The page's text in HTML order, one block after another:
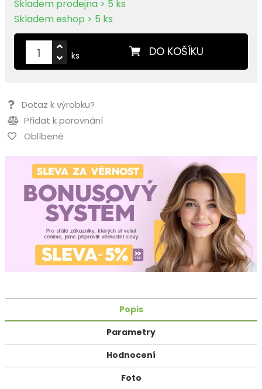
Skladem prodejna > 5 ks
Skladem eshop > 5 ks
DO KOŠÍKU
ks
Dotaz k výrobku?
Přidat k porovnání
Oblíbené
Popis
Parametry
Hodnocení
Foto